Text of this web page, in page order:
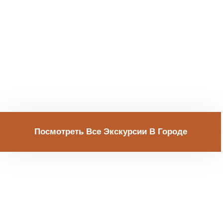
Посмотреть Все Экскурсии В Городе